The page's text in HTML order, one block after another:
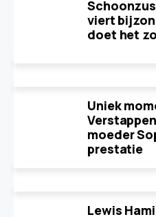
viert
doet het
Uniek
moeder
prestatie
Lewis